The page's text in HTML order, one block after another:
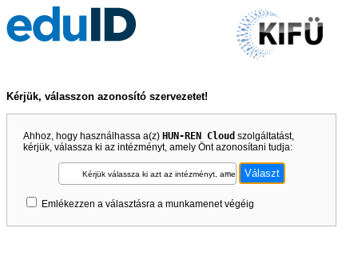
Kérjük, válasszon azonosító szervezetet!
Ahhoz, hogy használhassa a(z) HUN-REN Cloud szolgáltatást,
kérjük, válassza ki az intézményt, amely Önt azonosítani tudja:
Kérjük válassza ki azt az intézményt, amely Önt azonosítani tudja!
Emlékezzen a választásra a munkamenet végéig